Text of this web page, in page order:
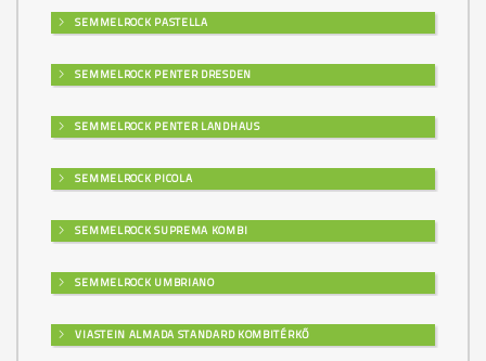
SEMMELROCK PASTELLA
SEMMELROCK PENTER DRESDEN
SEMMELROCK PENTER LANDHAUS
SEMMELROCK PICOLA
SEMMELROCK SUPREMA KOMBI
SEMMELROCK UMBRIANO
VIASTEIN ALMADA STANDARD KOMBITÉRKŐ